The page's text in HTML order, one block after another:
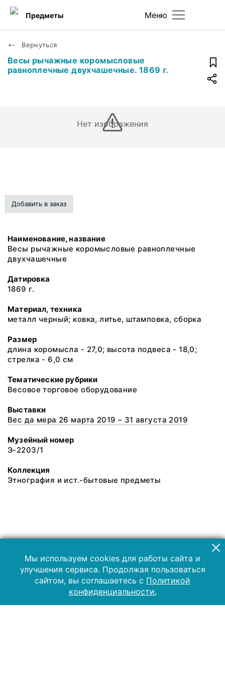
Меню
Предметы
Вернуться
Весы рычажные коромысловые
равноплечные двухчашечные. 1869 г.
Нет изображения
Добавить в заказ
Наименование, название
Весы рычажные коромысловые равноплечные
двухчашечные
Датировка
1869 г.
Материал, техника
металл черный; ковка, литье, штамповка, сборка
Размер
длина коромысла - 27,0; высота подвеса - 18,0;
стрелка - 6,0 см
Тематические рубрики
Весовое торговое оборудование
Выставки
Вес да мера 26 марта 2019 – 31 августа 2019
Музейный номер
Э-2203/1
Коллекция
Этнография и ист.-бытовые предметы
Мы используем cookies для работы сайта и
улучшения сервиса. Продолжая пользоваться
сайтом, вы соглашаетесь с Политикой
конфиденциальности.